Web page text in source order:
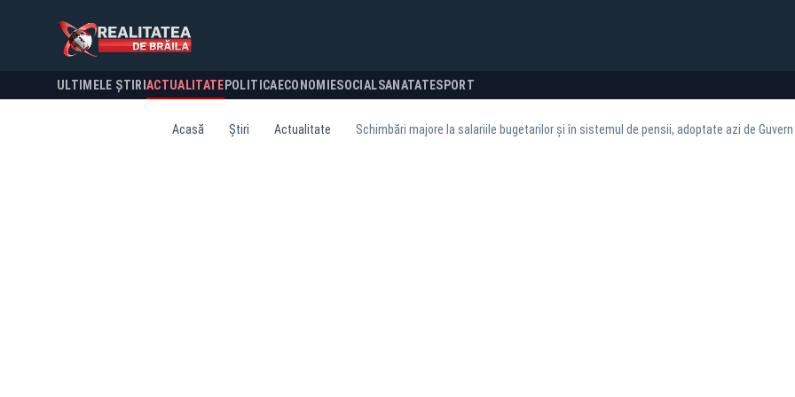
ULTIMELE ȘTIRI ACTUALITATE POLITICA ECONOMIESOCIALSANATATESPORT
Acasă Știri Actualitate Schimbări majore la salariile bugetarilor și în sistemul de pensii, adoptate azi de Guvern